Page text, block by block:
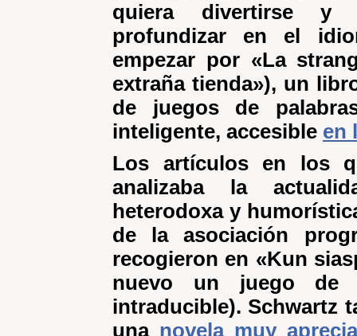
quiera divertirse y
profundizar en el
empezar por «La
extraña tienda»), un
de juegos de
inteligente, accesible en
Los artículos en los
analizaba la
heterodoxa y
de la asociación
recogieron en «Kun
nuevo un juego de
intraducible). Schwartz
una novela muy